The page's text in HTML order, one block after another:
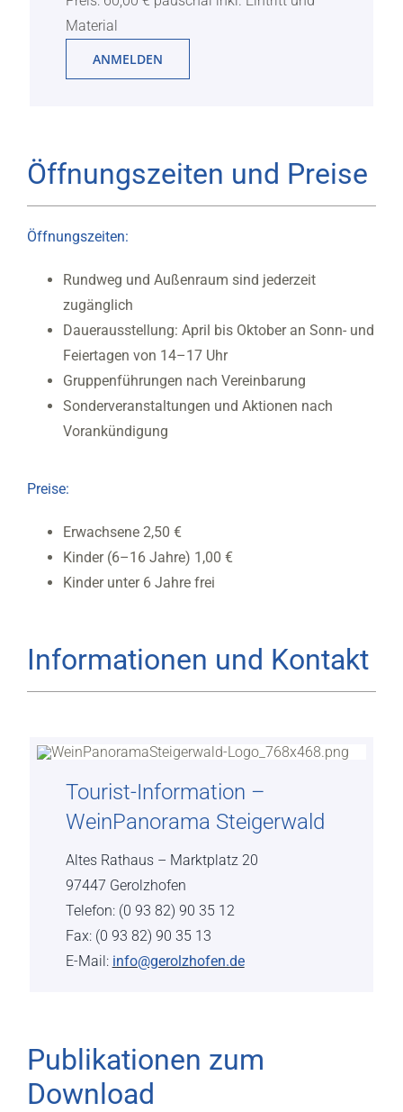
Material
ANMELDEN
Öffnungszeiten und Preise
Öffnungszeiten:
Rundweg und Außenraum sind jederzeit
zugänglich
Dauerausstellung: April bis Oktober an Sonn- und
Feiertagen von 14–17 Uhr
Gruppenführungen nach Vereinbarung
Sonderveranstaltungen und Aktionen nach
Vorankündigung
Preise:
Erwachsene 2,50 €
Kinder (6–16 Jahre) 1,00 €
Kinder unter 6 Jahre frei
Informationen und Kontakt
Tourist-Information –
WeinPanorama Steigerwald
Altes Rathaus – Marktplatz 20
97447 Gerolzhofen
Telefon: (0 93 82) 90 35 12
Fax: (0 93 82) 90 35 13
E-Mail: info@gerolzhofen.de
Publikationen zum
Download